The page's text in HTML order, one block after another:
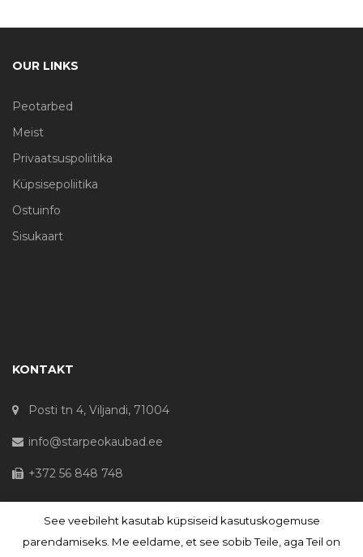
OUR LINKS
Peotarbed
Meist
Privaatsuspoliitika
Küpsisepoliitika
Ostuinfo
Sisukaart
KONTAKT
Posti tn 4, Viljandi, 71004
info@starpeokaubad.ee
+372 56 848 748
© Haljaste OÜ 2020 - Registrikood 10645867
See veebileht kasutab küpsiseid kasutuskogemuse
parendamiseks. Me eeldame, et see sobib Teile, aga Teil on